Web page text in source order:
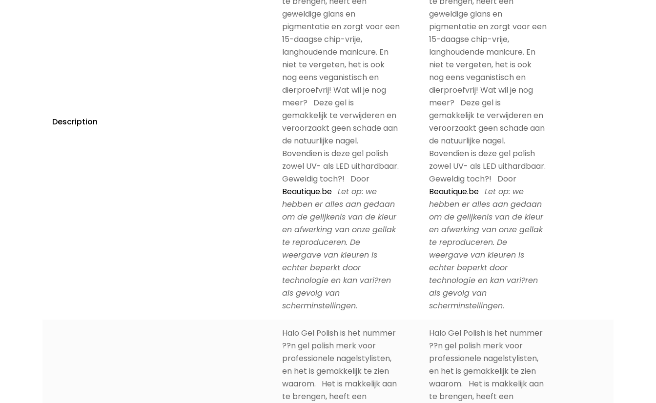
Description
geweldige glans en
pigmentatie en zorgt voor een
15-daagse chip-vrije,
langhoudende manicure. En
niet te vergeten, het is ook
nog eens veganistisch en
dierproefvrij! Wat wil je nog
meer? Deze gel is
gemakkelijk te verwijderen en
veroorzaakt geen schade aan
de natuurlijke nagel.
Bovendien is deze gel polish
zowel UV- als LED uithardbaar.
Geweldig toch?! Door
Beautique.be Let op: we
hebben er alles aan gedaan
om de gelijkenis van de kleur
en afwerking van onze gellak
te reproduceren. De
weergave van kleuren is
echter beperkt door
technologie en kan vari?ren
als gevolg van
scherminstellingen.
geweldige glans en
pigmentatie en zorgt voor een
15-daagse chip-vrije,
langhoudende manicure. En
niet te vergeten, het is ook
nog eens veganistisch en
dierproefvrij! Wat wil je nog
meer? Deze gel is
gemakkelijk te verwijderen en
veroorzaakt geen schade aan
de natuurlijke nagel.
Bovendien is deze gel polish
zowel UV- als LED uithardbaar.
Geweldig toch?! Door
Beautique.be Let op: we
hebben er alles aan gedaan
om de gelijkenis van de kleur
en afwerking van onze gellak
te reproduceren. De
weergave van kleuren is
echter beperkt door
technologie en kan vari?ren
als gevolg van
scherminstellingen.
Halo Gel Polish is het nummer
??n gel polish merk voor
professionele nagelstylisten,
en het is gemakkelijk te zien
waarom. Het is makkelijk aan
te brengen, heeft een
Halo Gel Polish is het nummer
??n gel polish merk voor
professionele nagelstylisten,
en het is gemakkelijk te zien
waarom. Het is makkelijk aan
te brengen, heeft een